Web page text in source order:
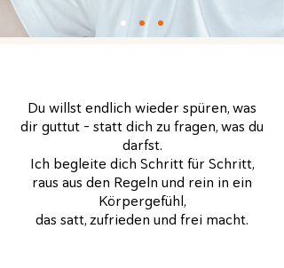
Du willst endlich wieder spüren, was
dir guttut – statt dich zu fragen, was du
darfst.
Ich begleite dich Schritt für Schritt,
raus aus den Regeln und rein in ein
Körpergefühl,
das satt, zufrieden und frei macht.